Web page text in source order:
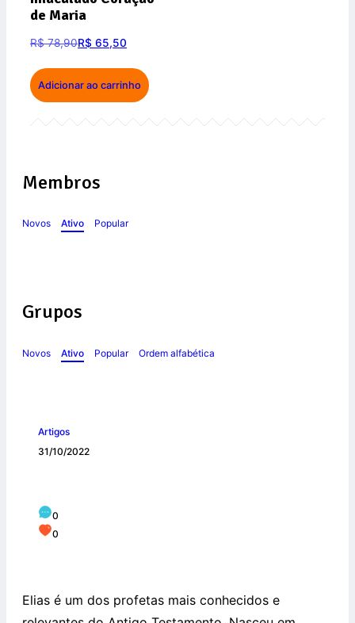
de Maria
R$78,90R$ 65,50
Adicionar ao carrinho
Membros
Novos Ativo Popular
Grupos
Novos Ativo Popular Ordem alfabética
Artigos
31/10/2022
0
0
Elias é um dos profetas mais conhecidos e